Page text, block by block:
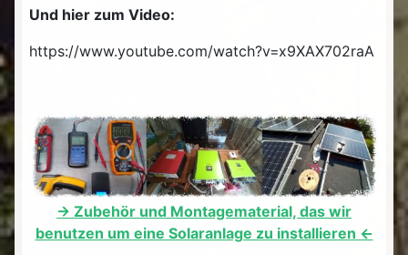
Und hier zum Video:
https://www.youtube.com/watch?v=x9XAX702raA
-> Zubehör und Montagematerial, das wir
benutzen um eine Solaranlage zu installieren <-